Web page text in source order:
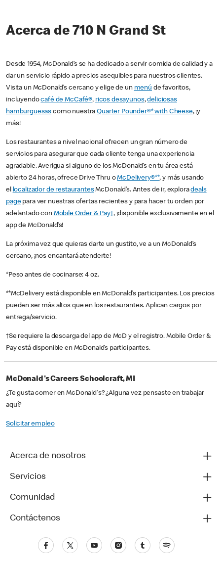
Acerca de 710 N Grand St
Desde 1954, McDonald’s se ha dedicado a servir comida de calidad y a
dar un servicio rápido a precios asequibles para nuestros clientes.
Visita un McDonald’s cercano y elige de un menú de favoritos,
incluyendocafé de McCafé®, ricos desayunos,deliciosas
hamburguesas como nuestraQuarter Pounder®* with Cheese, ¡y
más!
Los restaurantes a nivel nacional ofrecen un gran número de
servicios para asegurar que cada cliente tenga una experiencia
agradable. Averigua si alguno de los McDonald’s en tu área está
abierto 24 horas, ofrece Drive Thru oMcDelivery®**, y más usando
el localizador de restaurantesMcDonald’s. Antes de ir, exploradeals
pagepara ver nuestras ofertas recientes y para hacer tu orden por
adelantado con Mobile Order & Pay†, ¡disponible exclusivamente en el
app de McDonald’s!
La próxima vez que quieras darte un gustito, ve a un McDonald’s
cercano, ¡nos encantará atenderte!
*Peso antes de cocinarse: 4 oz.
**McDelivery está disponible en McDonald’s participantes. Los precios
pueden ser más altos que en los restaurantes. Aplican cargos por
entrega/servicio.
†Se requiere la descarga del app de McD y el registro. Mobile Order &
Pay está disponible en McDonald’s participantes.
McDonald's Careers Schoolcraft, MI
¿Te gusta comer en McDonald's? ¿Alguna vez pensaste en trabajar
aquí?
Solicitar empleo
Acerca de nosotros
Servicios
Comunidad
Contáctenos